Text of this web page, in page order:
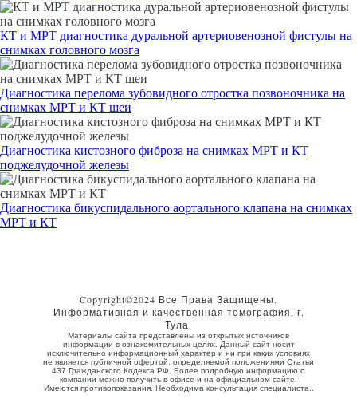
КТ и МРТ диагностика дуральной артериовенозной фистулы на
снимках головного мозга
Диагностика перелома зубовидного отростка позвоночника на
снимках МРТ и КТ шеи
Диагностика кистозного фиброза на снимках МРТ и КТ
поджелудочной железы
Диагностика бикуспидального аортального клапана на снимках
МРТ и КТ
Copyright©2024 Все Права Защищены.
Информативная и качественная томография, г.
Тула.
Материалы сайта представлены из открытых источников
информации в ознакомительных целях. Данный сайт носит
исключительно информационный характер и ни при каких условиях
не является публичной офертой, определяемой положениями Статьи
437 Гражданского Кодекса РФ. Более подробную информацию о
компании можно получить в офисе и на официальном сайте.
Имеются противопоказания. Необходима консультация специалиста..